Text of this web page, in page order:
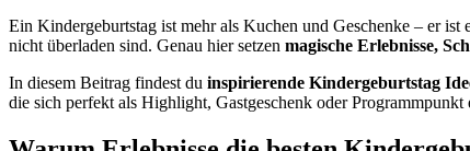
Ein Kindergeburtstag ist mehr als Kuchen und Geschenke – er
nicht überladen sind. Genau hier setzen magische Erlebnisse,
In diesem Beitrag findest du inspirierende Kindergeburtstag
die sich perfekt als Highlight, Gastgeschenk oder Programmpunkt